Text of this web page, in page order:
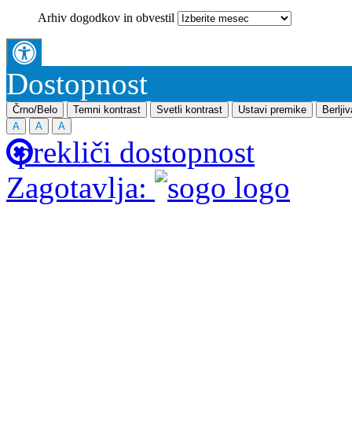
Arhiv dogodkov in obvestil
Dostopnost
Črno/Belo Temni kontrast Svetli kontrast Ustavi premike
A
A A
prekliči dostopnost
Zagotavlja: